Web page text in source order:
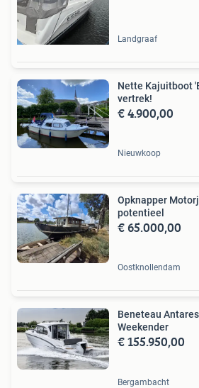
Landgraaf
Nette Kajuitboot
vertrek!
€ 4.900,00
Nieuwkoop
Opknapper
potentieel
€ 65.000,00
Oostknollendam
Beneteau
Weekender
€ 155.950,00
Bergambacht